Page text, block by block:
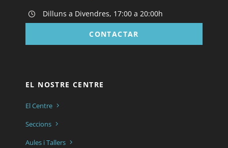
Dilluns a Divendres, 17:00 a 20:00h
CONTACTAR
EL NOSTRE CENTRE
El Centre
Seccions
Aules i Tallers